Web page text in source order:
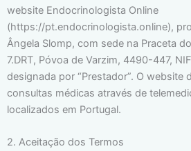
website Endocrinologista Online
(https://pt.endocrinologista.online),
Ângela Slomp, com sede na Praceta
7.DRT, Póvoa de Varzim, 4490-447,
designada por “Prestador”. O website
consultas médicas através de
localizados em Portugal.
2. Aceitação dos Termos